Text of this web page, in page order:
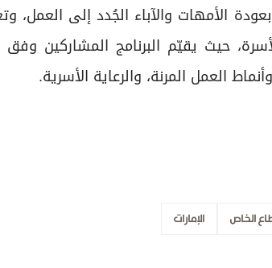
الأمهات والآباء الجُدد إلى العمل،
حيث يقيّم البرنامج المشاركين
العمل المرنة، والرعاية الأسرية.
الخاص الإمارات